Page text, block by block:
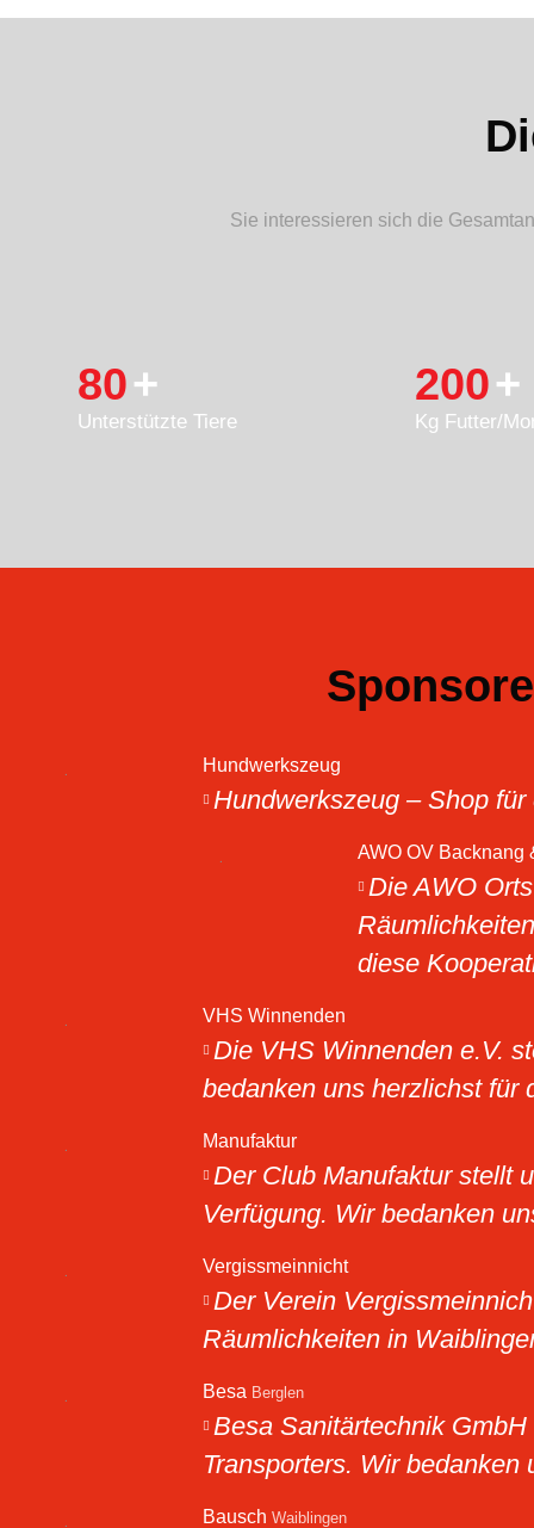
Sie interessieren sich die
80+
Unterstützte Tiere
200+
Kg Futter/
Hundwerkszeug
Hundwerkszeug – Shop
AWO OV Backnang
Die AWO
diese
VHS Winnenden
Die VHS Winnenden e.V.
bedanken uns herzlichst für
Manufaktur
Der Club Manufaktur stellt
Verfügung. Wir bedanken
Vergissmeinnicht
Der Verein
Räumlichkeiten in
Besa Berglen
Besa Sanitärtechnik
Transporters. Wir
Bausch Waiblingen